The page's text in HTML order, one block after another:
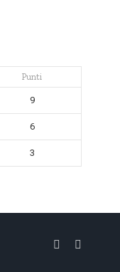
Punti
9
6
3
Facebook